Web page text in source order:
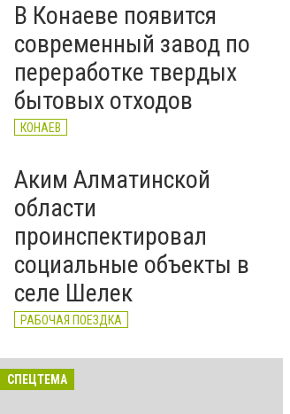
В Конаеве появится
современный завод по
переработке твердых
бытовых отходов
КОНАЕВ
Аким Алматинской
области
проинспектировал
социальные объекты в
селе Шелек
РАБОЧАЯ ПОЕЗДКА
СПЕЦТЕМА